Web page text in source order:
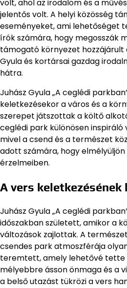
volt, ahol az irodalom és a
jelentős volt. A helyi közösség
eseményeket, ami lehetőséget
írók számára, hogy megosszák
támogató környezet hozzájárult
Gyula és kortársai gazdag
hátra.
Juhász Gyula „A ceglédi
keletkezésekor a város és a
szerepet játszottak a költő
ceglédi park különösen
mivel a csend és a természet
adott számára, hogy
érzelmeiben.
A vers keletkezésének
Juhász Gyula „A ceglédi
időszakban született, amikor a
változások zajlottak. A
csendes park atmoszférája
teremtett, amely lehetővé tette
mélyebbre ásson önmaga és a
a belső utazást tükrözi a vers